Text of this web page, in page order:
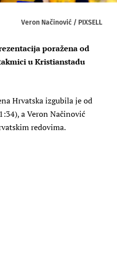
Veron Načinović / PIXSELL
poražena od
u Kristianstadu
Hrvatska izgubila je od
a Veron Načinović
redovima.